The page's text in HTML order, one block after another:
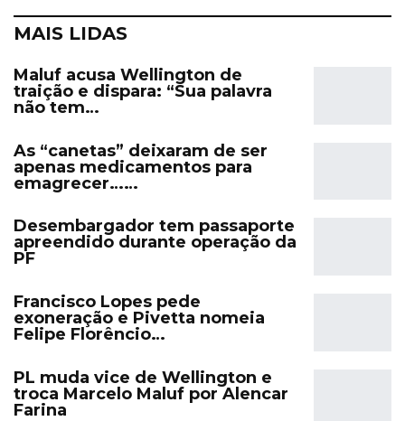
MAIS LIDAS
Maluf acusa Wellington de
traição e dispara: “Sua palavra
não tem…
As “canetas” deixaram de ser
apenas medicamentos para
emagrecer……
Desembargador tem passaporte
apreendido durante operação da
PF
Francisco Lopes pede
exoneração e Pivetta nomeia
Felipe Florêncio…
PL muda vice de Wellington e
troca Marcelo Maluf por Alencar
Farina